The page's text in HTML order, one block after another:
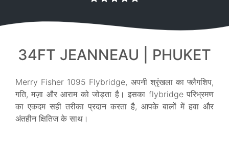
34FT JEANNEAU | PHUKET
Merry Fisher 1095 Flybridge, अपनी श्रृंखला का फ्लैगशिप,
गति, मज़ा और आराम को जोड़ता है। इसका flybridge परिभ्रमण
का एकदम सही तरीका प्रदान करता है, आपके बालों में हवा और
अंतहीन क्षितिज के साथ।